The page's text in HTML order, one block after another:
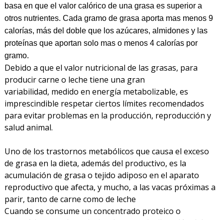
basa en que el valor calórico de una grasa es superior a
otros nutrientes. Cada gramo de grasa aporta mas menos 9
calorías, más del doble que los azúcares, almidones y las
proteínas que aportan solo mas o menos 4 calorías por
gramo.
Debido a que el valor nutricional de las grasas, para
producir carne o leche tiene una gran
variabilidad, medido en energía metabolizable, es
imprescindible respetar ciertos límites recomendados
para evitar problemas en la producción, reproducción y
salud animal.
Uno de los trastornos metabólicos que causa el exceso
de grasa en la dieta, además del productivo, es la
acumulación de grasa o tejido adiposo en el aparato
reproductivo que afecta, y mucho, a las vacas próximas a
parir, tanto de carne como de leche
Cuando se consume un concentrado proteico o